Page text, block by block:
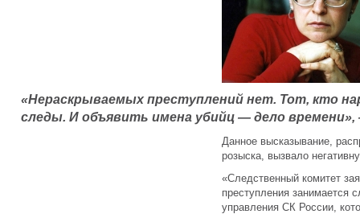
«Нераскрываемых преступлений нет. Тот, кто
следы. И объявить имена убийц — дело
Данное высказывание,
розыска, вызвало
«Следственный комитет
преступления занимается
управления СК России,